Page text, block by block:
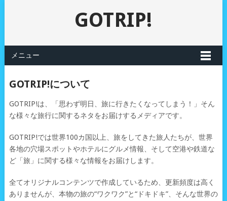
GOTRIP!
メニュー
GOTRIP!について
GOTRIP!は、「思わず明日、旅に行きたくなってしまう！」そん
な様々な旅行に関するネタをお届けするメディアです。
GOTRIP!では世界100カ国以上、旅をしてきた旅人たちが、世界
各地の穴場スポットやホテルにグルメ情報、そして空港や鉄道な
ど「旅」に関する様々な情報をお届けします。
全てオリジナルコンテンツで作成しているため、更新頻度は高く
ありませんが、本物の旅の“ワクワク”と“ドキドキ”、そんな世界の